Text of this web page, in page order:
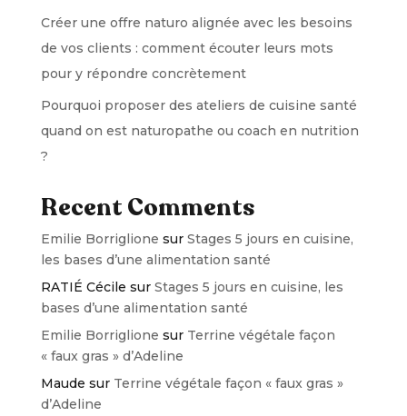
Créer une offre naturo alignée avec les besoins
de vos clients : comment écouter leurs mots
pour y répondre concrètement
Pourquoi proposer des ateliers de cuisine santé
quand on est naturopathe ou coach en nutrition
?
Recent Comments
Emilie Borriglione sur Stages 5 jours en cuisine,
les bases d’une alimentation santé
RATIÉ Cécile sur Stages 5 jours en cuisine, les
bases d’une alimentation santé
Emilie Borriglione sur Terrine végétale façon
« faux gras » d’Adeline
Maude sur Terrine végétale façon « faux gras »
d’Adeline